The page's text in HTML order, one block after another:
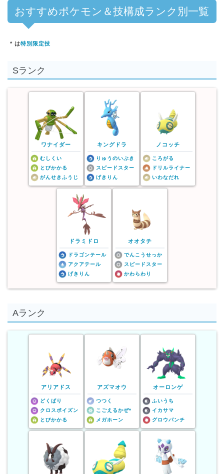
おすすめポケモン＆技構成ランク別一覧
* は特別限定技
Sランク
ワナイダー
むしくい
とびかかる
がんせきふうじ
キングドラ
りゅうのいぶき
スピードスター
げきりん
ノコッチ
ころがる
ドリルライナー
いわなだれ
ドラミドロ
ドラゴンテール
アクアテール
げきりん
オオタチ
でんこうせっか
スピードスター
かわらわり
Aランク
アリアドス
どくばり
クロスポイズン
とびかかる
アズマオウ
つつく
こごえるかぜ*
メガホーン
オーロンゲ
ふいうち
イカサマ
グロウパンチ